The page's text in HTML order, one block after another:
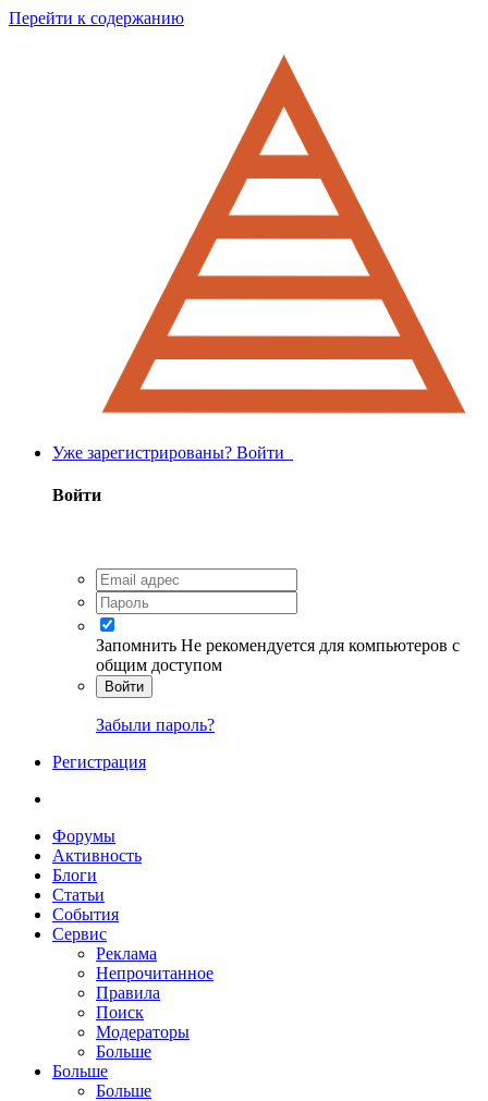
Перейти к содержанию
Уже зарегистрированы? Войти
Войти
Запомнить Не рекомендуется для компьютеров с
общим доступом
Войти
Забыли пароль?
Регистрация
Форумы
Активность
Блоги
Статьи
События
Сервис
Реклама
Непрочитанное
Правила
Поиск
Модераторы
Больше
Больше
Больше